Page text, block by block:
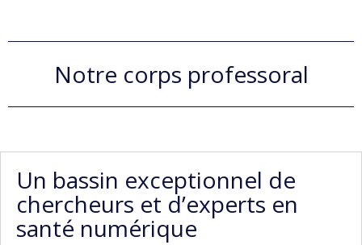
Notre corps professoral
Un bassin exceptionnel de
chercheurs et d’experts en
santé numérique